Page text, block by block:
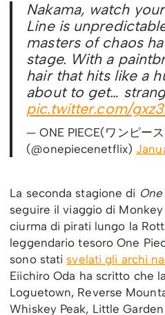
Nakama, watch
Line is
masters of chaos
stage. With a
hair that hits like a
about to get…
pic.twitter.com/
— ONE PIECE(ワンピー
(@onepiecenetflix)
La seconda stagione di
seguire il viaggio di
ciurma di pirati lungo la
leggendario tesoro One
sono stati svelati gli archi
Eiichiro Oda ha scritto che
Loguetown, Reverse
Whiskey Peak, Little